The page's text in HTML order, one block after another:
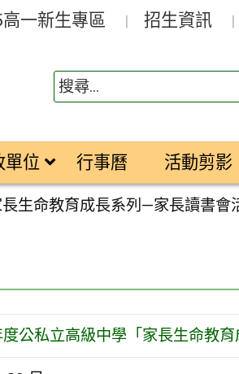
一新生專區 招生資訊
單位 行事曆 活動剪影
生命教育成長系列—家長讀書會
公私立高級中學「家長生命教育